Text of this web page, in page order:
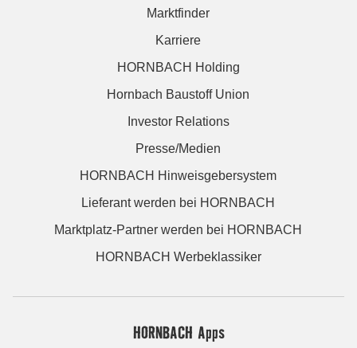
Marktfinder
Karriere
HORNBACH Holding
Hornbach Baustoff Union
Investor Relations
Presse/Medien
HORNBACH Hinweisgebersystem
Lieferant werden bei HORNBACH
Marktplatz-Partner werden bei HORNBACH
HORNBACH Werbeklassiker
HORNBACH Apps